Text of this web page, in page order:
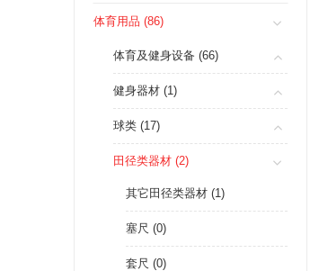
体育用品 (86)
体育及健身设备 (66)
健身器材 (1)
球类 (17)
田径类器材 (2)
其它田径类器材 (1)
塞尺 (0)
套尺 (0)